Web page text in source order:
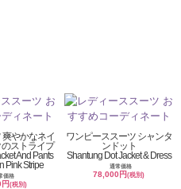
爽やかなネイ
ストライプ
And Pants
Pink Stripe
価格
円(税別)
ワンピーススーツ シャンタ
ンドット
Shantung Dot Jacket & Dress
通常価格
78,000円(税別)